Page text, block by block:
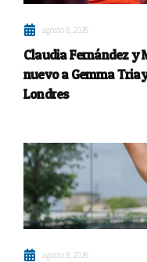
agosto 8, 2026
Claudia Fernández y
nuevo a Gemma
Londres
agosto 8, 2026